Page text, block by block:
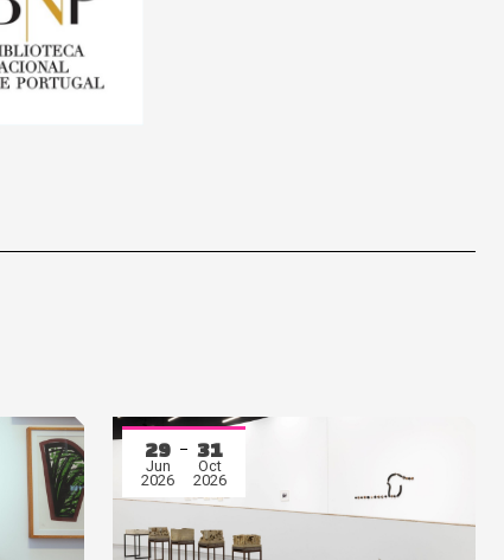
29
Jun
2026
31
Oct
2026